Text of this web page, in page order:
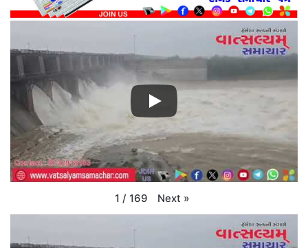
1 / 169 Next »